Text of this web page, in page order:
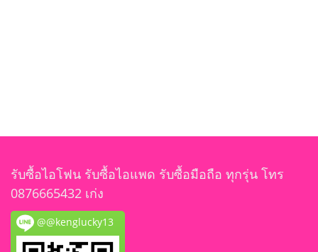
รับซื้อไอโฟน รับซื้อไอแพด รับซื้อมือถือ ทุกรุ่น โทร
0876665432 เก่ง
@@kenglucky13